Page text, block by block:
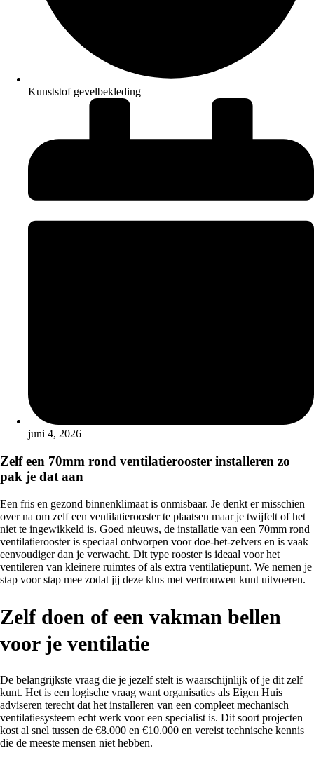
Kunststof gevelbekleding
juni 4, 2026
Zelf een 70mm rond ventilatierooster installeren zo
pak je dat aan
Een fris en gezond binnenklimaat is onmisbaar. Je denkt er misschien
over na om zelf een ventilatierooster te plaatsen maar je twijfelt of het
niet te ingewikkeld is. Goed nieuws, de installatie van een 70mm rond
ventilatierooster is speciaal ontworpen voor doe-het-zelvers en is vaak
eenvoudiger dan je verwacht. Dit type rooster is ideaal voor het
ventileren van kleinere ruimtes of als extra ventilatiepunt. We nemen je
stap voor stap mee zodat jij deze klus met vertrouwen kunt uitvoeren.
Zelf doen of een vakman bellen
voor je ventilatie
De belangrijkste vraag die je jezelf stelt is waarschijnlijk of je dit zelf
kunt. Het is een logische vraag want organisaties als Eigen Huis
adviseren terecht dat het installeren van een compleet mechanisch
ventilatiesysteem echt werk voor een specialist is. Dit soort projecten
kost al snel tussen de €8.000 en €10.000 en vereist technische kennis
die de meeste mensen niet hebben.